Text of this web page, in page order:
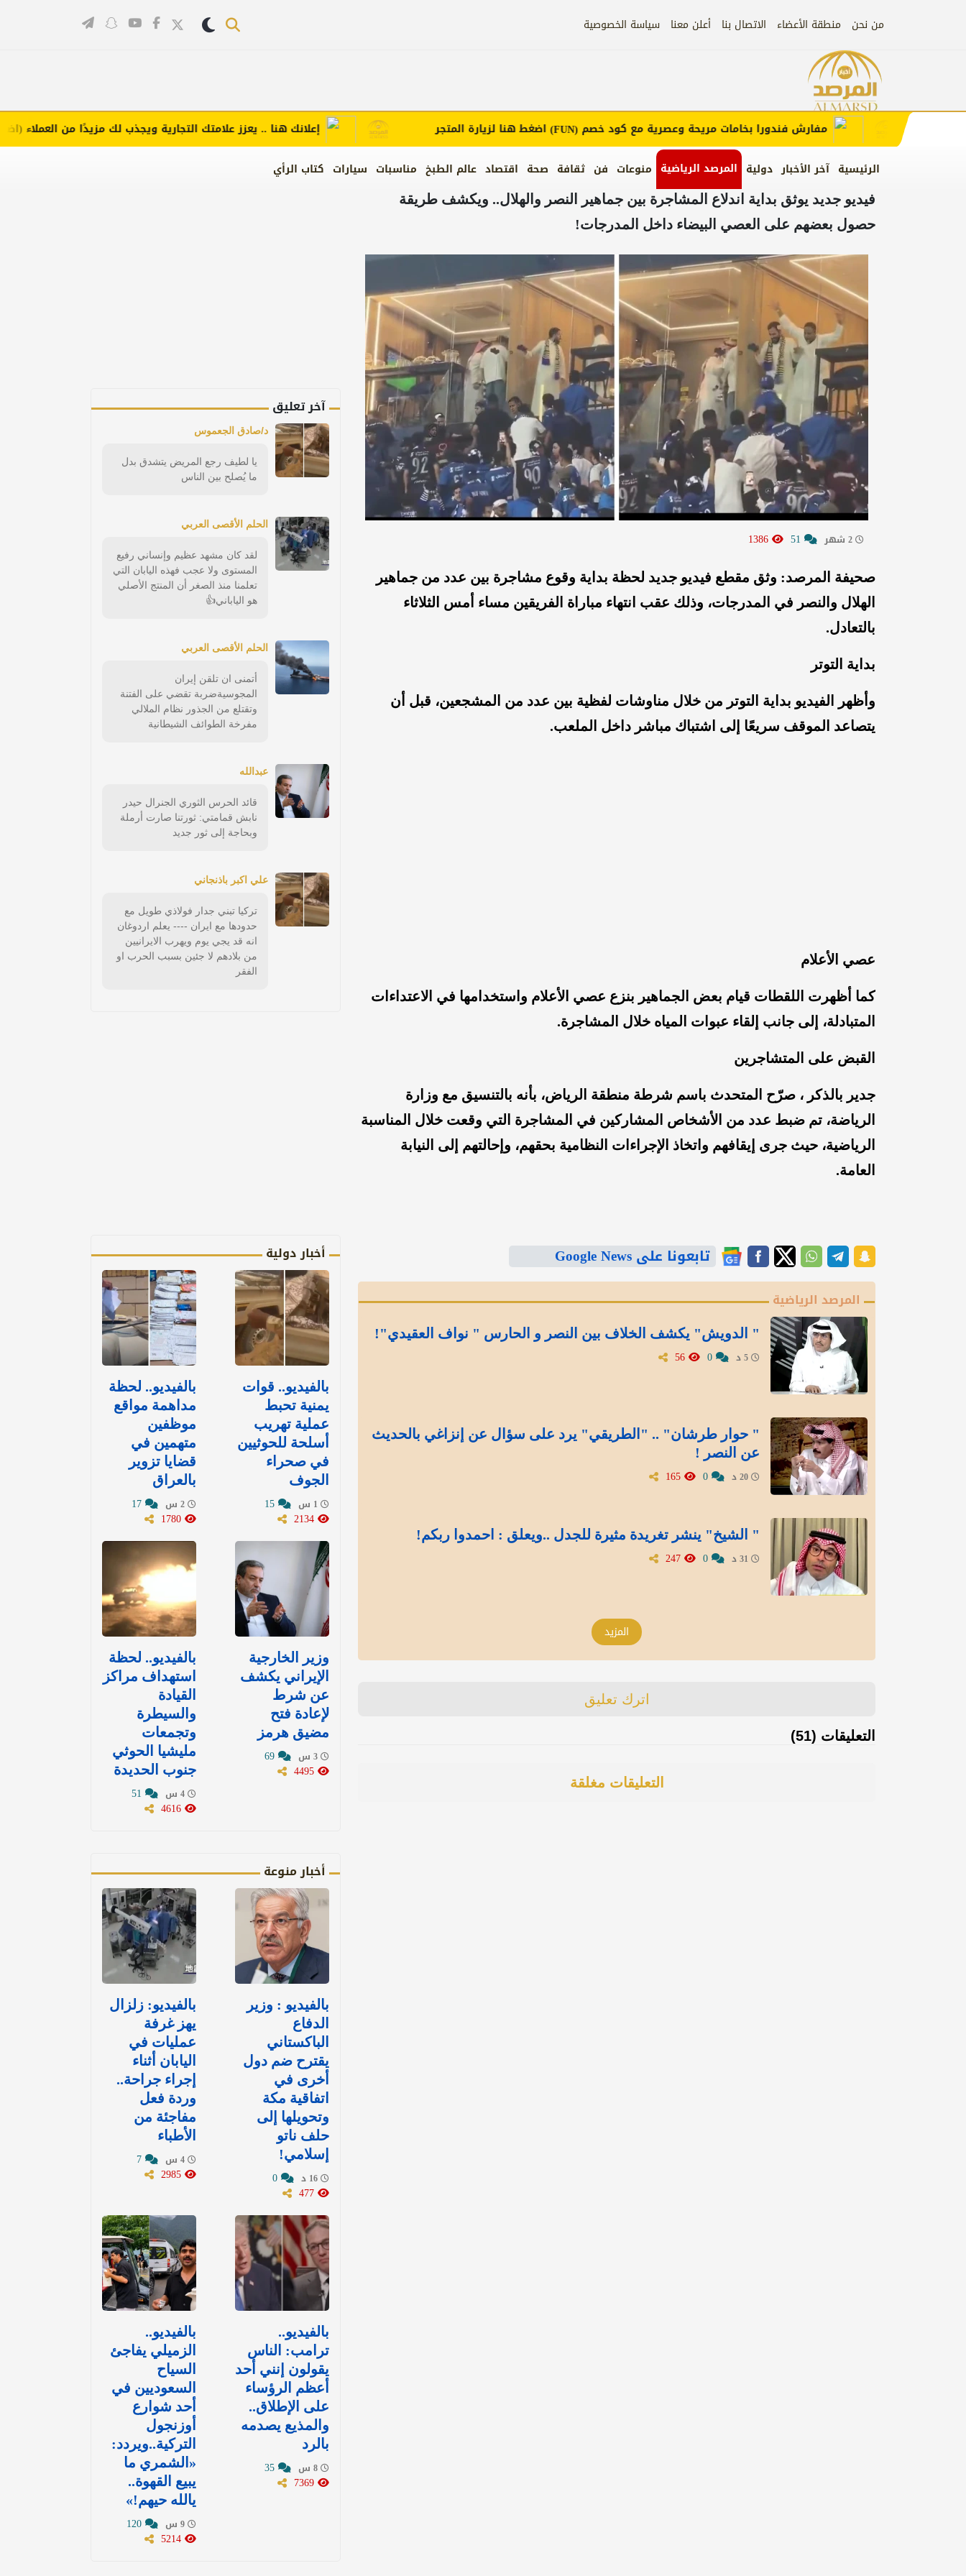
من نحن منطقة الأعضاء الاتصال بنا أعلن معنا سياسة الخصوصية
الرئيسية آخر الأخبار دولية المرصد الرياضية منوعات فن ثقافة صحة اقتصاد عالم الطبخ مناسبات سيارات كتاب الرأي
إعلانك هنا .. يعزز علامتك التجارية ويجذب لك مزيدًا من العملاء (اضغط مفارش فندورا بخامات مريحة وعصرية مع كود خصم(FUN)اضغط هنا لزيارة المتجر
فيديو جديد يوثق بداية اندلاع المشاجرة بين جماهير النصر والهلال.. ويكشف طريقة
حصول بعضهم على العصي البيضاء داخل المدرجات!
صحيفة المرصد: وثق مقطع فيديو جديد لحظة بداية وقوع مشاجرة بين عدد من جماهير
الهلال والنصر في المدرجات، وذلك عقب انتهاء مباراة الفريقين مساء أمس الثلاثاء
بالتعادل.
بداية التوتر
وأظهر الفيديو بداية التوتر من خلال مناوشات لفظية بين عدد من المشجعين، قبل أن
يتصاعد الموقف سريعًا إلى اشتباك مباشر داخل الملعب.
عصي الأعلام
كما أظهرت اللقطات قيام بعض الجماهير بنزع عصي الأعلام واستخدامها في الاعتداءات
المتبادلة، إلى جانب إلقاء عبوات المياه خلال المشاجرة.
القبض على المتشاجرين
جدير بالذكر ، صرّح المتحدث باسم شرطة منطقة الرياض، بأنه بالتنسيق مع وزارة
الرياضة، تم ضبط عدد من الأشخاص المشاركين في المشاجرة التي وقعت خلال المناسبة
الرياضية، حيث جرى إيقافهم واتخاذ الإجراءات النظامية بحقهم، وإحالتهم إلى النيابة
العامة.
تابعونا على Google News
المرصد الرياضية
" الدويش" يكشف الخلاف بين النصر و الحارس " نواف العقيدي"!
" حوار طرشان" .. "الطريقي" يرد على سؤال عن إنزاغي بالحديث
عن النصر !
" الشيخ" ينشر تغريدة مثيرة للجدل ..ويعلق : احمدوا ربكم!
المزيد
اترك تعليق
التعليقات (51)
التعليقات مغلقة
آخر تعليق
د/صادق الجعموس
يا لطيف رجع المريض يتشدق بدل
ما يُصلح بين الناس
الحلم الأقصى العربي
لقد كان مشهد عظيم وإنساني رفيع
المستوى ولا عجب فهذه اليابان التي
تعلمنا منذ الصغر أن المنتج الأصلي
هو الياباني👍
الحلم الأقصى العربي
أتمنى ان تلقن إيران
المجوسيةضربة تقضي على الفتنة
وتقتلع من الجذور نظام الملالي
مفرخة الطوائف الشيطانية
عبدالله
قائد الحرس الثوري الجنرال حيدر
نابش قمامتي: ثورتنا صارت أرملة
وبحاجة إلى ثور جديد
علي اكبر باذنجاني
تركيا تبني جدار فولاذي طويل مع
حدودها مع ايران ---- يعلم اردوغان
انه قد يجي يوم ويهرب الايرانيين
من بلادهم لا جئين بسبب الحرب او
الفقر
أخبار دولية
بالفيديو.. قوات
يمنية تحبط
عملية تهريب
أسلحة للحوثيين
في صحراء
الجوف
بالفيديو.. لحظة
مداهمة مواقع
موظفين
متهمين في
قضايا تزوير
بالعراق
وزير الخارجية
الإيراني يكشف
عن شرط
لإعادة فتح
مضيق هرمز
بالفيديو.. لحظة
استهداف مراكز
القيادة
والسيطرة
وتجمعات
مليشيا الحوثي
جنوب الحديدة
أخبار منوعة
بالفيديو : وزير
الدفاع
الباكستاني
يقترح ضم دول
أخرى في
اتفاقية مكة
وتحويلها إلى
حلف ناتو
إسلامي!
بالفيديو: زلزال
يهز غرفة
عمليات في
اليابان أثناء
إجراء جراحة..
وردة فعل
مفاجئة من
الأطباء
بالفيديو..
ترامب: الناس
يقولون إنني أحد
أعظم الرؤساء
على الإطلاق..
والمذيع يصدمه
بالرد
بالفيديو..
الزميلي يفاجئ
السياح
السعوديين في
أحد شوارع
أوزنجول
التركية..ويردد:
«الشمري ما
يبيع القهوة..
يالله حيهم!»